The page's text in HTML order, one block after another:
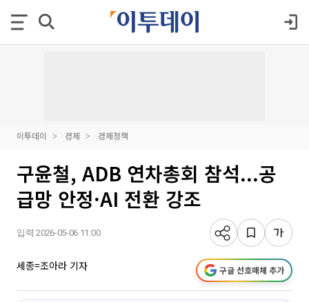
이투데이 경제 경제정책
구윤철, ADB 연차총회 참석...공
급망 안정·AI 전환 강조
입력 2026-05-06 11:00
세종=조아라 기자 구글 선호매체 추가